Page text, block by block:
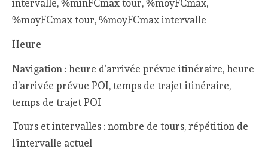
intervalle, %minFCmax tour, %moyFCmax,
%moyFCmax tour, %moyFCmax intervalle
Heure
Navigation : heure d’arrivée prévue itinéraire, heure
d’arrivée prévue POI, temps de trajet itinéraire,
temps de trajet POI
Tours et intervalles : nombre de tours, répétition de
l’intervalle actuel